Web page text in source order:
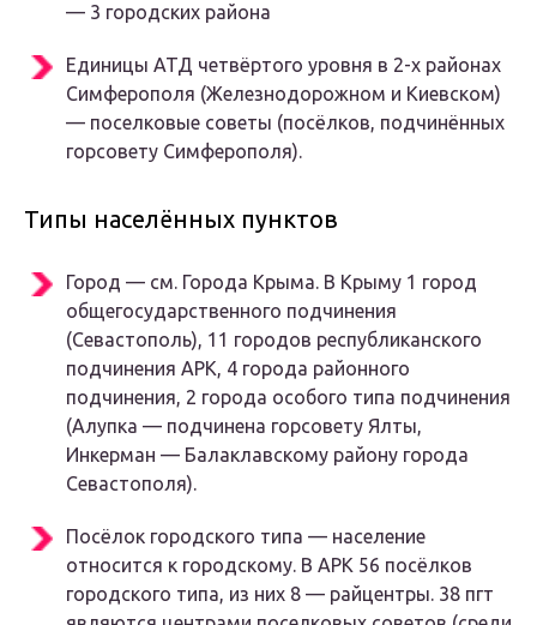
— 3 городских района
Единицы АТД четвёртого уровня в 2-х районах
Симферополя (Железнодорожном и Киевском)
— поселковые советы (посёлков, подчинённых
горсовету Симферополя).
Типы населённых пунктов
Город — см. Города Крыма. В Крыму 1 город
общегосударственного подчинения
(Севастополь), 11 городов республиканского
подчинения АРК, 4 города районного
подчинения, 2 города особого типа подчинения
(Алупка — подчинена горсовету Ялты,
Инкерман — Балаклавскому району города
Севастополя).
Посёлок городского типа — население
относится к городскому. В АРК 56 посёлков
городского типа, из них 8 — райцентры. 38 пгт